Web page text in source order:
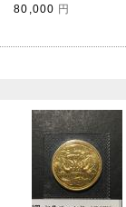
80,000 円